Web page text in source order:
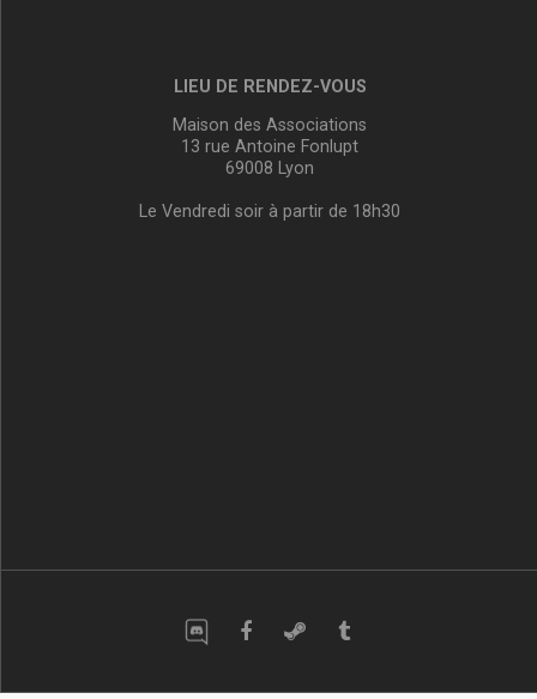
LIEU DE RENDEZ-VOUS
Maison des Associations
13 rue Antoine Fonlupt
69008 Lyon
Le Vendredi soir à partir de 18h30